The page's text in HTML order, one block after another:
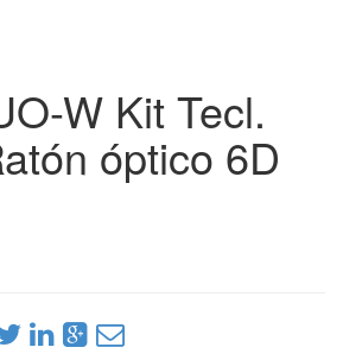
W Kit Tecl.
óptico 6D